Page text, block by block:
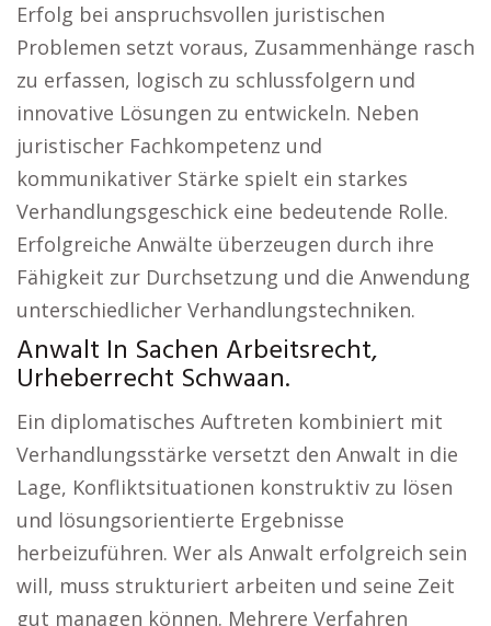
Erfolg bei anspruchsvollen juristischen
Problemen setzt voraus, Zusammenhänge rasch
zu erfassen, logisch zu schlussfolgern und
innovative Lösungen zu entwickeln. Neben
juristischer Fachkompetenz und
kommunikativer Stärke spielt ein starkes
Verhandlungsgeschick eine bedeutende Rolle.
Erfolgreiche Anwälte überzeugen durch ihre
Fähigkeit zur Durchsetzung und die Anwendung
unterschiedlicher Verhandlungstechniken.
Anwalt In Sachen Arbeitsrecht,
Urheberrecht Schwaan.
Ein diplomatisches Auftreten kombiniert mit
Verhandlungsstärke versetzt den Anwalt in die
Lage, Konfliktsituationen konstruktiv zu lösen
und lösungsorientierte Ergebnisse
herbeizuführen. Wer als Anwalt erfolgreich sein
will, muss strukturiert arbeiten und seine Zeit
gut managen können. Mehrere Verfahren